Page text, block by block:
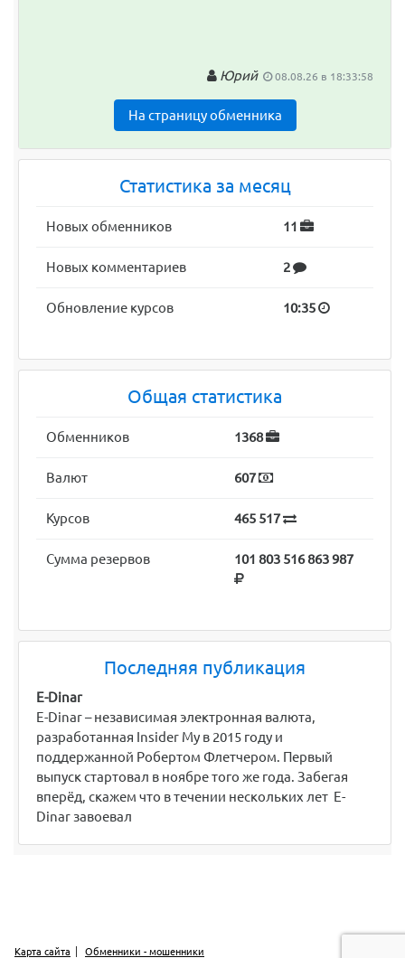
Юрий 08.08.26 в 18:33:58
На страницу обменника
Статистика за месяц
Новых обменников 11
Новых комментариев 2
Обновление курсов 10:35
Общая статистика
Обменников 1368
Валют 607
Курсов 465 517
Сумма резервов 101 803 516 863 987
Последняя публикация
E-Dinar
E-Dinar – независимая электронная валюта,
разработанная Insider My в 2015 году и
поддержанной Робертом Флетчером. Первый
выпуск стартовал в ноябре того же года. Забегая
вперёд, скажем что в течении нескольких лет E-
Dinar завоевал
Карта сайта Обменники - мошенники